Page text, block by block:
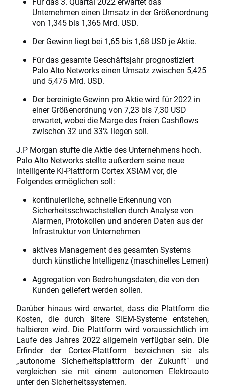
Unternehmen einen Umsatz in der Größenordnung
von 1,345 bis 1,365 Mrd. USD.
Der Gewinn liegt bei 1,65 bis 1,68 USD je Aktie.
Für das gesamte Geschäftsjahr prognostiziert
Palo Alto Networks einen Umsatz zwischen 5,425
und 5,475 Mrd. USD.
Der bereinigte Gewinn pro Aktie wird für 2022 in
einer Größenordnung von 7,23 bis 7,30 USD
erwartet, wobei die Marge des freien Cashflows
zwischen 32 und 33% liegen soll.
J.P Morgan stufte die Aktie des Unternehmens hoch.
Palo Alto Networks stellte außerdem seine neue
intelligente KI-Plattform Cortex XSIAM vor, die
Folgendes ermöglichen soll:
kontinuierliche, schnelle Erkennung von
Sicherheitsschwachstellen durch Analyse von
Alarmen, Protokollen und anderen Daten aus der
Infrastruktur von Unternehmen
aktives Management des gesamten Systems
durch künstliche Intelligenz (maschinelles Lernen)
Aggregation von Bedrohungsdaten, die von den
Kunden geliefert werden sollen.
Darüber hinaus wird erwartet, dass die Plattform die
Kosten, die durch ältere SIEM-Systeme entstehen,
halbieren wird. Die Plattform wird voraussichtlich im
Laufe des Jahres 2022 allgemein verfügbar sein. Die
Erfinder der Cortex-Plattform bezeichnen sie als
„autonome Sicherheitsplattform der Zukunft" und
vergleichen sie mit einem autonomen Elektroauto
unter den Sicherheitssystemen.